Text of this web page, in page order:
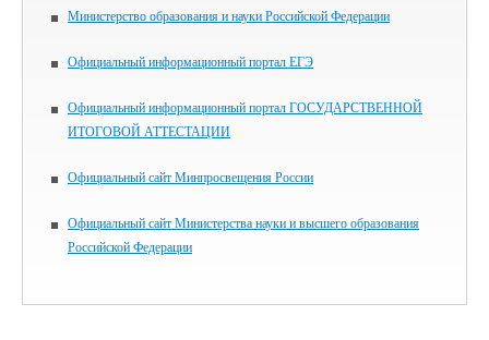
Министерство образования и науки Российской Федерации
Официальный информационный портал ЕГЭ
Официальный информационный портал ГОСУДАРСТВЕННОЙ
ИТОГОВОЙ АТТЕСТАЦИИ
Официальный сайт Минпросвещения России
Официальный сайт Министерства науки и высшего образования
Российской Федерации